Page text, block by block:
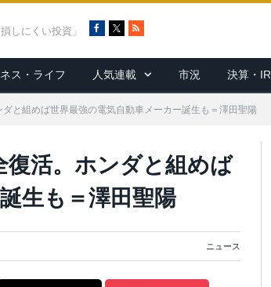
しにくい投資」
c
e
b
o
R
S
ス・ライフ 人気連載 市況 決算・IR
と組めば世界最強の電気自動車メーカー誕生も＝澤田聖陽
復活。ホンダと組めば
生も＝澤田聖陽
ニュース